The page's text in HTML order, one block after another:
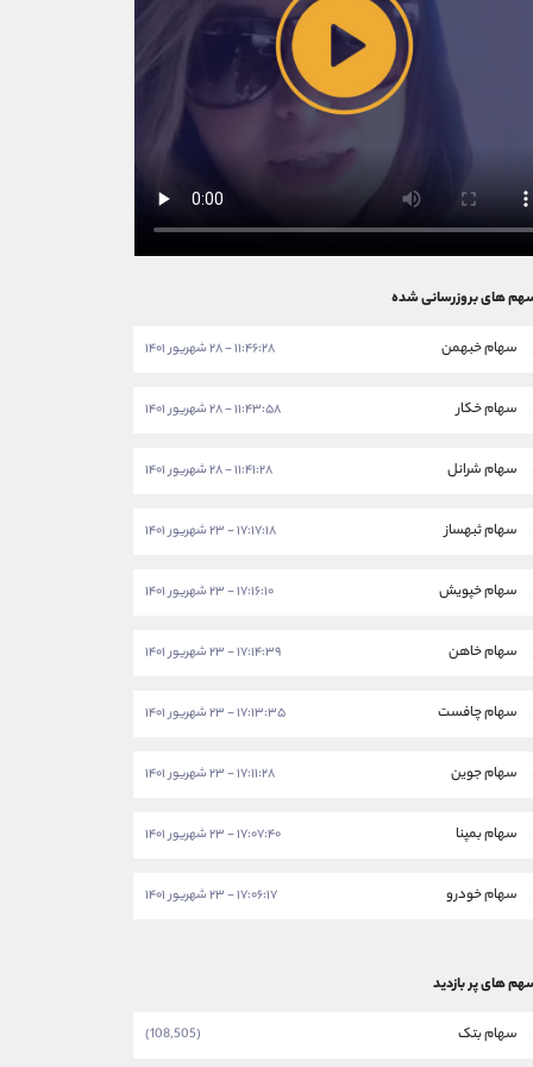
های بروزرسانی شده
سهام خبهمن ۱۱:۴۶:۲۸ - ۲۸ شهریور ۱۴۰۱
سهام خکار ۱۱:۴۳:۵۸ - ۲۸ شهریور ۱۴۰۱
سهام شرانل ۱۱:۴۱:۲۸ - ۲۸ شهریور ۱۴۰۱
سهام ثبهساز ۱۷:۱۷:۱۸ - ۲۳ شهریور ۱۴۰۱
سهام خپویش ۱۷:۱۶:۱۰ - ۲۳ شهریور ۱۴۰۱
سهام خاهن ۱۷:۱۴:۳۹ - ۲۳ شهریور ۱۴۰۱
سهام چافست ۱۷:۱۳:۳۵ - ۲۳ شهریور ۱۴۰۱
سهام جوین ۱۷:۱۱:۲۸ - ۲۳ شهریور ۱۴۰۱
سهام بمپنا ۱۷:۰۷:۴۰ - ۲۳ شهریور ۱۴۰۱
سهام خودرو ۱۷:۰۶:۱۷ - ۲۳ شهریور ۱۴۰۱
های پر بازدید
سهام بتک (108,505)